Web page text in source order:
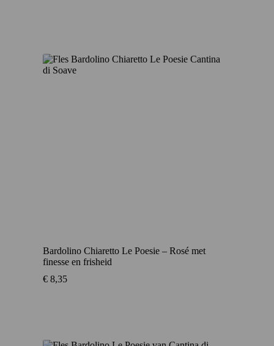
Bardolino Chiaretto Le Poesie – Rosé met
finesse en frisheid
€ 8,35